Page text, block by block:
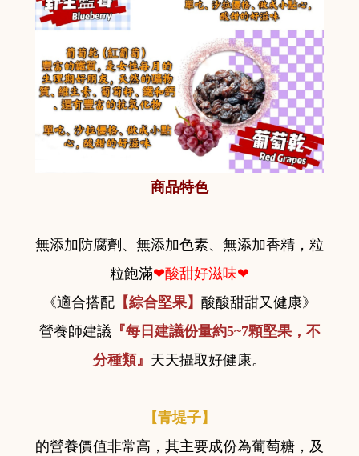
商品特色
無添加防腐劑、無添加色素、無添加香精，粒
粒飽滿❤酸甜好滋味❤
《適合搭配 【綜合堅果】 酸酸甜甜又健康》
營養師建議『每日建議份量約5~7顆堅果，不
分種類』 天天攝取好健康。
【青堤子】
的營養價值非常高，其主要成份為葡萄糖，及